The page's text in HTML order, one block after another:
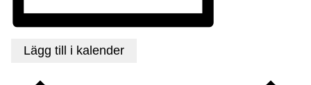
Lägg till i kalender